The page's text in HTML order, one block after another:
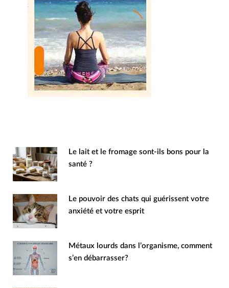
Le lait et le fromage sont-ils bons pour la
santé ?
Le pouvoir des chats qui guérissent votre
anxiété et votre esprit
Métaux lourds dans l’organisme, comment
s’en débarrasser?